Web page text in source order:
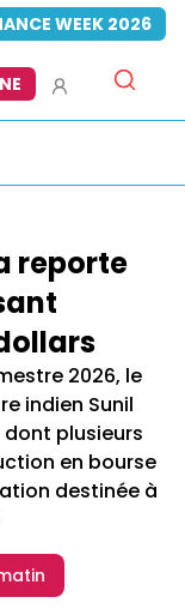
WEEK 2026
reporte
2026, le
indien Sunil
plusieurs
en bourse
destinée à